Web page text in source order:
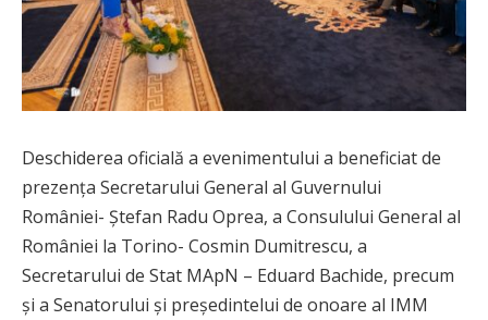
Deschiderea oficială a evenimentului a beneficiat de
prezența Secretarului General al Guvernului
României- Ștefan Radu Oprea, a Consulului General al
României la Torino- Cosmin Dumitrescu, a
Secretarului de Stat MApN – Eduard Bachide, precum
și a Senatorului și președintelui de onoare al IMM